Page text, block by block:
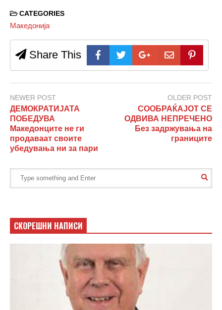
CATEGORIES
Македонија
Share This
NEWER POST
ДЕМОКРАТИЈАТА
ПОБЕДУВА
Македонците не ги
продаваат своите
убедувања ни за пари
OLDER POST
СООБРАЌАЈОТ СЕ
ОДВИВА НЕПРЕЧЕНО
Без задржувања на
границите
СКОРЕШНИ НАПИСИ